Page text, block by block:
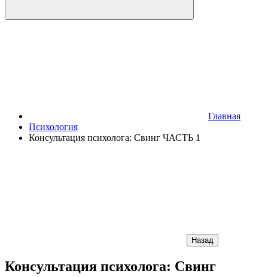
Главная
Психология
Консультация психолога: Свинг ЧАСТЬ 1
Назад
Консультация психолога: Свинг